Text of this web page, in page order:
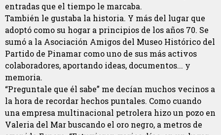
entradas que el tiempo le marcaba.
También le gustaba la historia. Y más del lugar que
adoptó como su hogar a principios de los años 70. Se
sumó a la Asociación Amigos del Museo Histórico del
Partido de Pinamar como uno de sus más activos
colaboradores, aportando ideas, documentos... y
memoria.
“Preguntale que él sabe” me decían muchos vecinos a
la hora de recordar hechos puntales. Como cuando
una empresa multinacional petrolera hizo un pozo en
Valeria del Mar buscando el oro negro, a metros de